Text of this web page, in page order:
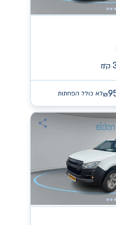
ק״מ
₪לא כולל הפחתות